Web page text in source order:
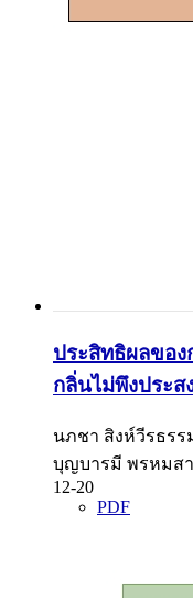
ประสิทธิผลของ
กลิ่นไม่พึงประ
นภชา สิงห์วีรธร
บุญบารมี พรหมส
12-20
PDF